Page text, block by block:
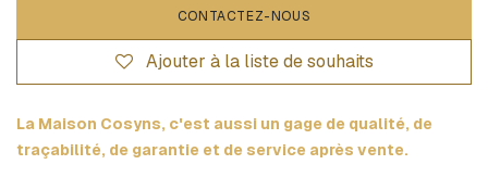
CONTACTEZ-NOUS
Ajouter à la liste de souhaits
La Maison Cosyns, c'est aussi un gage de qualité, de
traçabilité, de garantie et de service après vente.